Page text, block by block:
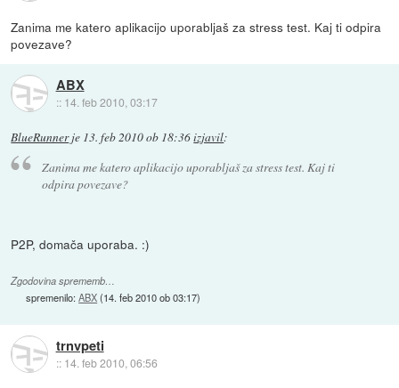
Zanima me katero aplikacijo uporabljaš za stress test. Kaj ti odpira
povezave?
ABX
:: 14. feb 2010, 03:17
BlueRunnerje 13. feb 2010 ob 18:36izjavil:
Zanima me katero aplikacijo uporabljaš za stress test. Kaj ti
odpira povezave?
P2P, domača uporaba. :)
Zgodovina sprememb…
spremenilo:ABX(14. feb 2010 ob 03:17)
trnvpeti
:: 14. feb 2010, 06:56